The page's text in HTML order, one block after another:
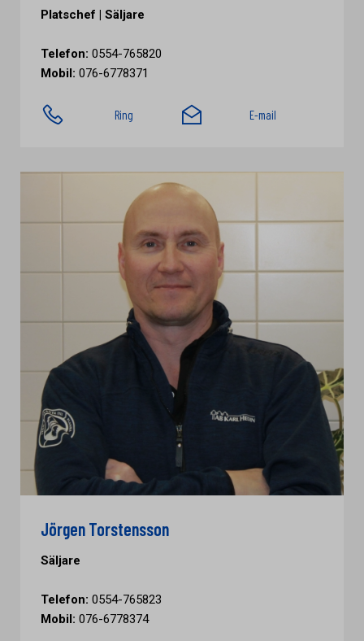
Platschef | Säljare
Telefon: 0554-765820
Mobil: 076-6778371
Ring E-mail
Jörgen Torstensson
Säljare
Telefon: 0554-765823
Mobil: 076-6778374